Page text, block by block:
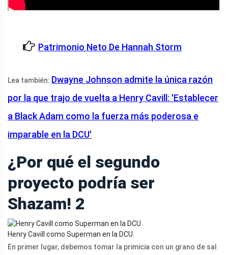
Patrimonio Neto De Hannah Storm
Lea también: Dwayne Johnson admite la única razón
por la que trajo de vuelta a Henry Cavill: 'Establecer
a Black Adam como la fuerza más poderosa e
imparable en la DCU'
¿Por qué el segundo
proyecto podría ser
Shazam! 2
Henry Cavill como Superman en la DCU.
En primer lugar, debemos tomar la primicia con un grano de sal